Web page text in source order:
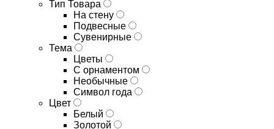
Тип Товара
На стену
Подвесные
Сувенирные
Тема
Цветы
С орнаментом
Необычные
Символ года
Цвет
Белый
Золотой